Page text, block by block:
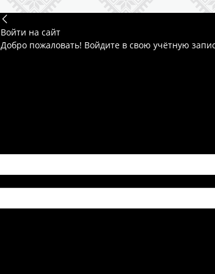
Войти на сайт
Добро пожаловать! Войдите в свою учётную